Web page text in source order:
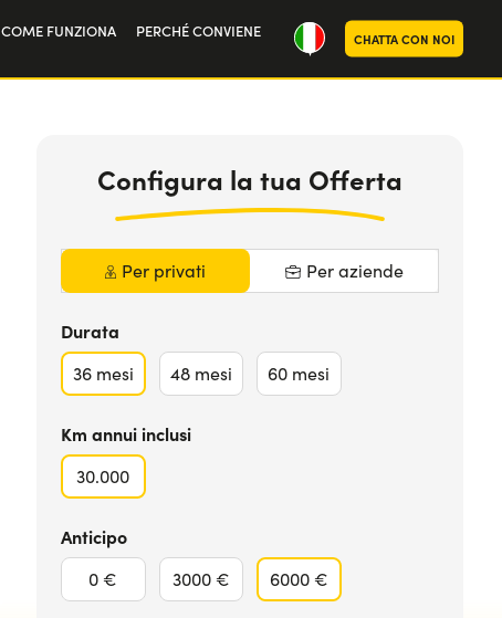
COME FUNZIONA PERCHÉ CONVIENE CHATTA CON NOI
Configura la tua Offerta
Per privati Per aziende
Durata
36 mesi 48 mesi 60 mesi
Km annui inclusi
30.000
Anticipo
0 € 3000 € 6000 €